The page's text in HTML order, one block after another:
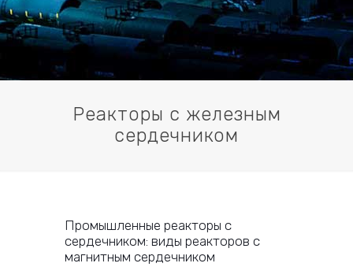
Реакторы с железным
сердечником
Промышленные реакторы с
сердечником: виды реакторов с
магнитным сердечником